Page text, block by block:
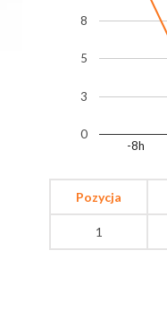
-8h
0
3
5
8
Pozycja
1